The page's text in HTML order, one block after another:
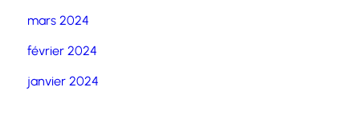
mars 2024
février 2024
janvier 2024